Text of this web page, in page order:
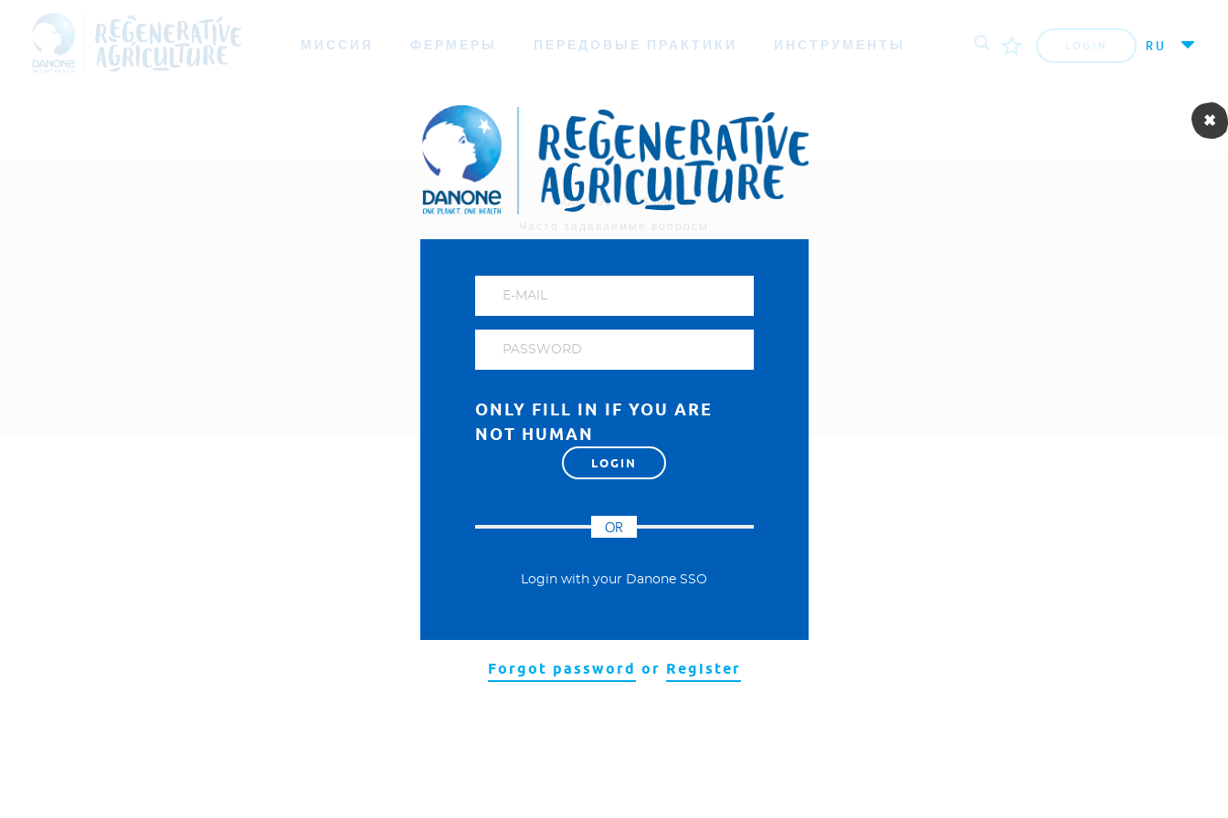
МИССИЯ ФЕРМЕРЫ ПЕРЕДОВЫЕ ПРАКТИКИ ИНСТРУМЕНТЫ LOGIN RU
ONLY FILL IN IF YOU ARE
NOT HUMAN
OR
Login with your Danone SSO
Forgot password or Register
About us - Russian
Часто задаваемые вопросы